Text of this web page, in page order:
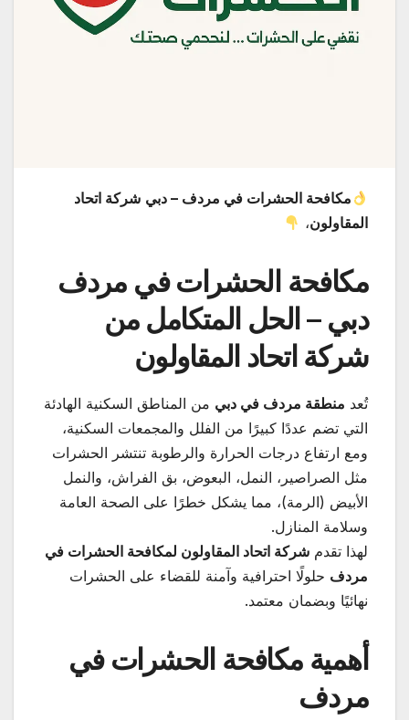
مكافحة الحشرات في مردف – دبي شركة اتحاد
المقاولون،
مكافحة الحشرات في مردف
دبي – الحل المتكامل من
شركة اتحاد المقاولون
تُعد منطقة مردف في دبي من المناطق السكنية الهادئة
التي تضم عددًا كبيرًا من الفلل والمجمعات السكنية،
ومع ارتفاع درجات الحرارة والرطوبة تنتشر الحشرات
مثل الصراصير، النمل، البعوض، بق الفراش، والنمل
الأبيض (الرمة)، مما يشكل خطرًا على الصحة العامة
وسلامة المنازل.
لهذا تقدم شركة اتحاد المقاولون لمكافحة الحشرات في
مردف حلولًا احترافية وآمنة للقضاء على الحشرات
نهائيًا وبضمان معتمد.
أهمية مكافحة الحشرات في
مردف